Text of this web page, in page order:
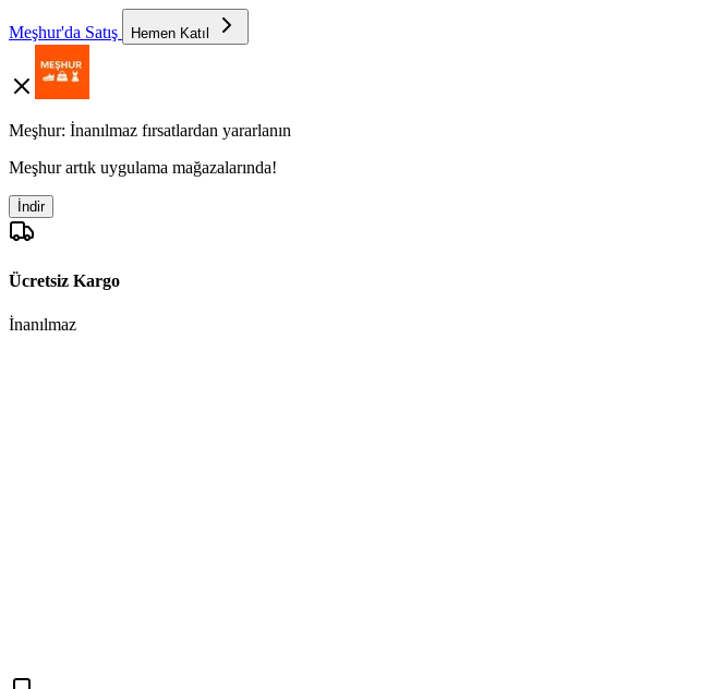
Meşhur'da Satış Hemen Katıl
Meşhur: İnanılmaz fırsatlardan yararlanın
Meşhur artık uygulama mağazalarında!
İndir
Ücretsiz Kargo
İnanılmaz